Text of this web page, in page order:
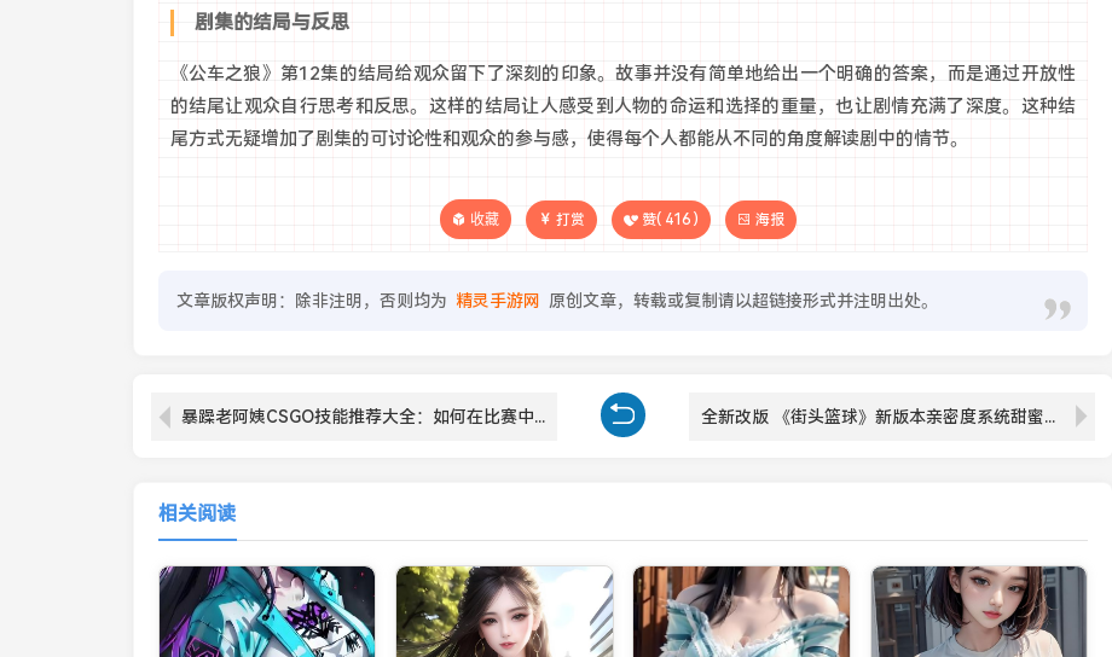
剧集的结局与反思
《公车之狼》第12集的结局给观众留下了深刻的印象。故事并没有简单地给出一个明确的答案，而是通过开放性
的结尾让观众自行思考和反思。这样的结局让人感受到人物的命运和选择的重量，也让剧情充满了深度。这种结
尾方式无疑增加了剧集的可讨论性和观众的参与感，使得每个人都能从不同的角度解读剧中的情节。
收藏 打赏 赞( 416 ) 海报
文章版权声明：除非注明，否则均为 精灵手游网 原创文章，转载或复制请以超链接形式并注明出处。
暴躁老阿姨CSGO技能推荐大全：如何在比赛中通过技能占据制胜优势？ 全新改版 《街头篮球》新版本亲密度系统甜蜜暴击
相关阅读